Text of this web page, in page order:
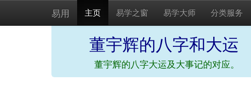
易用 主页 易学之窗 易学大师 分类服务
董宇辉的八字和大运
董宇辉的八字大运及大事记的对应。